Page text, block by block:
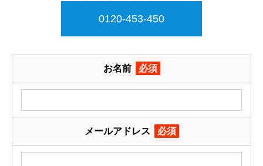
0120-453-450
お名前 必須
メールアドレス 必須